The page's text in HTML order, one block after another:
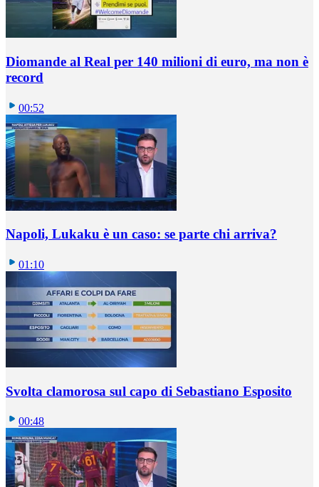
Diomande al Real per 140 milioni di euro, ma non è
record
00:52
Napoli, Lukaku è un caso: se parte chi arriva?
01:10
Svolta clamorosa sul capo di Sebastiano Esposito
00:48